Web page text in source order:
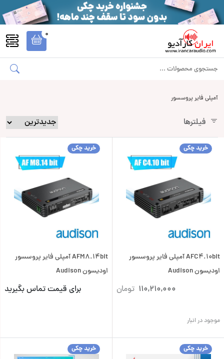
0
آمپلی فایر پروسسور
فیلترها
خرید چکی
AFC4.10bit آمپلی فایر پروسسور
اودیسون Audison
110,210,000 تومان
موجود در انبار
خرید چکی
AFM8.14bit آمپلی فایر پروسسور
اودیسون Audison
برای قیمت تماس بگیرید
خرید چکی خرید چکی